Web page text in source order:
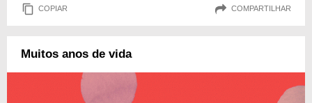
COPIAR COMPARTILHAR
Muitos anos de vida